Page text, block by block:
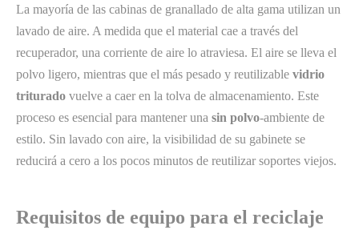
La mayoría de las cabinas de granallado de alta gama utilizan un
lavado de aire. A medida que el material cae a través del
recuperador, una corriente de aire lo atraviesa. El aire se lleva el
polvo ligero, mientras que el más pesado y reutilizable vidrio
triturado vuelve a caer en la tolva de almacenamiento. Este
proceso es esencial para mantener una sin polvo-ambiente de
estilo. Sin lavado con aire, la visibilidad de su gabinete se
reducirá a cero a los pocos minutos de reutilizar soportes viejos.
Requisitos de equipo para el reciclaje